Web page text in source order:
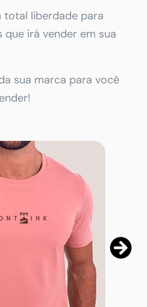
total liberdade para
irá vender em sua
sua marca para você